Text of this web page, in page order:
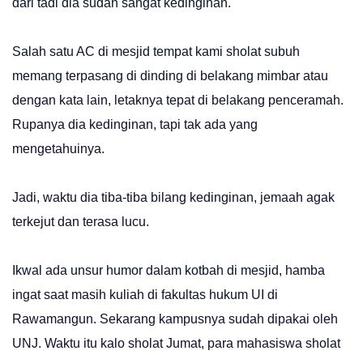
Salah satu AC di mesjid tempat kami sholat subuh
memang terpasang di dinding di belakang mimbar atau
dengan kata lain, letaknya tepat di belakang penceramah.
Rupanya dia kedinginan, tapi tak ada yang
mengetahuinya.
Jadi, waktu dia tiba-tiba bilang kedinginan, jemaah agak
terkejut dan terasa lucu.
Ikwal ada unsur humor dalam kotbah di mesjid, hamba
ingat saat masih kuliah di fakultas hukum UI di
Rawamangun. Sekarang kampusnya sudah dipakai oleh
UNJ. Waktu itu kalo sholat Jumat, para mahasiswa sholat